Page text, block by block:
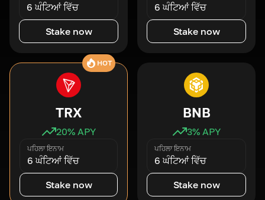
6 ਘੰਟਿਆਂ ਵਿੱਚ
Stake now
6 ਘੰਟਿਆਂ ਵਿੱਚ
Stake now
HOT
TRX
20% APY
ਪਹਿਲਾ ਇਨਾਮ
6 ਘੰਟਿਆਂ ਵਿੱਚ
Stake now
BNB
3% APY
ਪਹਿਲਾ ਇਨਾਮ
6 ਘੰਟਿਆਂ ਵਿੱਚ
Stake now